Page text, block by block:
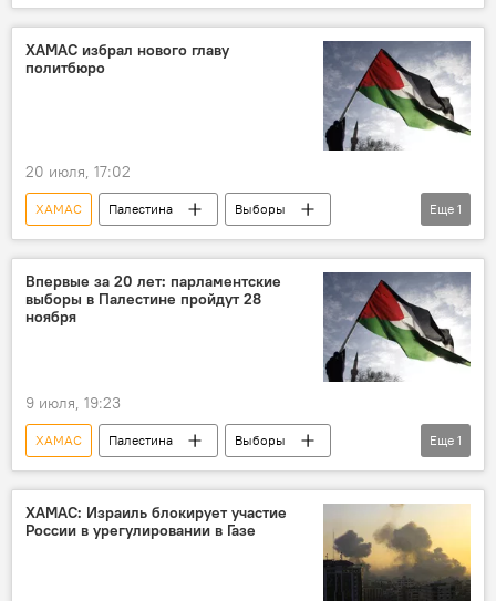
Дональд Трамп
ХАМАС избрал нового главу
политбюро
20 июля, 17:02
ХАМАС Палестина
Выборы
Лидер
Еще 1
Впервые за 20 лет: парламентские
выборы в Палестине пройдут 28
ноября
9 июля, 19:23
ХАМАС Палестина
Выборы
Махмуд Аббас
Еще 1
ХАМАС: Израиль блокирует участие
России в урегулировании в Газе